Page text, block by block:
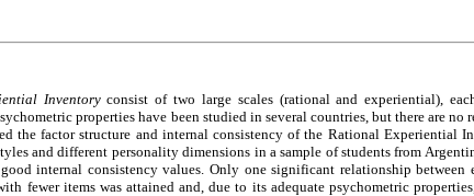
Inventoryconsist of two large scales (rational and experiential),
properties have been studied in several countries, but there are
the factor structure and internal consistency of the Rational Experiential
and different personality dimensions in a sample of students from
internal consistency values. Only one significant relationship between
fewer items was attained and, due to its adequate psychometric